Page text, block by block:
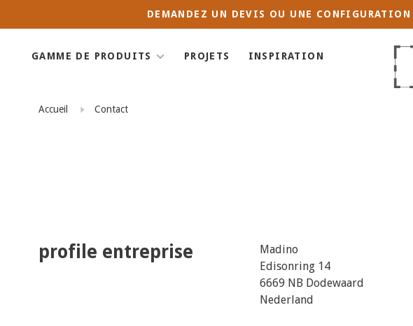
DEMANDEZ UN DEVIS OU UNE
GAMME DE PRODUITS PROJETS INSPIRATION
Accueil Contact
profile entreprise
Madino
Edisonring 14
6669 NB Dodewaard
Nederland